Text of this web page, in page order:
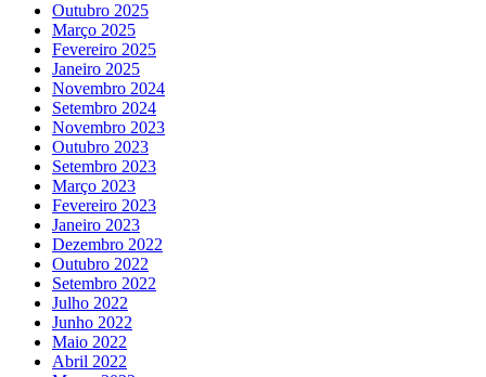
Outubro 2025
Março 2025
Fevereiro 2025
Janeiro 2025
Novembro 2024
Setembro 2024
Novembro 2023
Outubro 2023
Setembro 2023
Março 2023
Fevereiro 2023
Janeiro 2023
Dezembro 2022
Outubro 2022
Setembro 2022
Julho 2022
Junho 2022
Maio 2022
Abril 2022